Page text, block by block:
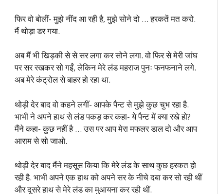
फिर वो बोलीं- मुझे नींद आ रही है, मुझे सोने दो … हरकतें मत करो.
मैं थोड़ा डर गया.
अब मैं भी खिड़की से से सर लगा कर सोने लगा. वो फिर से मेरी जांघ
पर सर रखकर सो गईं, लेकिन मेरे लंड महराज पुनः फनफनाने लगे.
अब मेरे कंट्रोल से बाहर हो रहा था.
थोड़ी देर बाद वो कहने लगीं- आपके पैन्ट से मुझे कुछ चुभ रहा है.
भाभी ने अपने हाथ से लंड पकड़ कर कहा- ये पैन्ट में क्या रखे हो?
मैंने कहा- कुछ नहीं है … उस पर आप मेरा मफलर डाल दो और आप
आराम से सो जाओ.
थोड़ी देर बाद मैंने महसूस किया कि मेरे लंड के साथ कुछ हरकत हो
रही है. भाभी अपने एक हाथ को अपने सर के नीचे दबा कर सो रही थीं
और दूसरे हाथ से मेरे लंड का मुआयना कर रही थीं.